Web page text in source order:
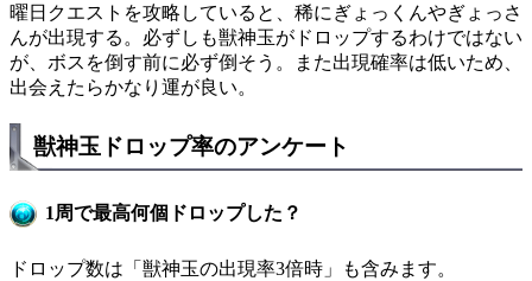
曜日クエストを攻略していると、稀にぎょっくんやぎょっさ
んが出現する。必ずしも獣神玉がドロップするわけではない
が、ボスを倒す前に必ず倒そう。また出現確率は低いため、
出会えたらかなり運が良い。
獣神玉ドロップ率のアンケート
1周で最高何個ドロップした？
ドロップ数は「獣神玉の出現率3倍時」も含みます。